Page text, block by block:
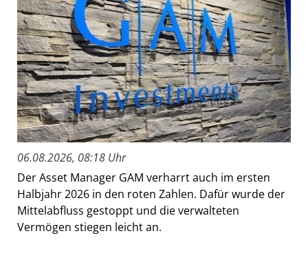
06.08.2026, 08:18 Uhr
Der Asset Manager GAM verharrt auch im ersten
Halbjahr 2026 in den roten Zahlen. Dafür wurde der
Mittelabfluss gestoppt und die verwalteten
Vermögen stiegen leicht an.